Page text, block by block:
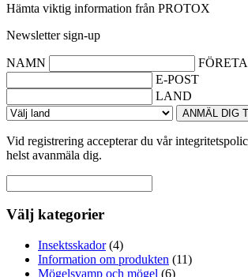
Hämta viktig information från PROTOX
Newsletter sign-up
NAMN
E-POST
LAND
ANMÄL DIG
Vid registrering accepterar du vår
helst avanmäla dig.
Välj kategorier
Insektsskador(4)
Information om produkten (11)
Mögelsvamp och mögel (6)